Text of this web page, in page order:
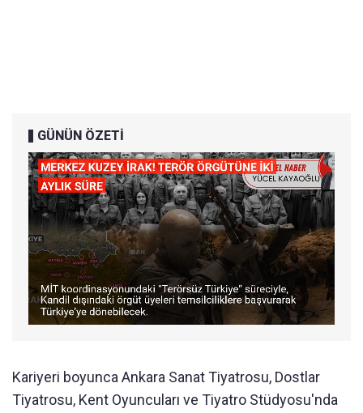
GÜNÜN ÖZETİ
Kariyeri boyunca Ankara Sanat Tiyatrosu, Dostlar
Tiyatrosu, Kent Oyuncuları ve Tiyatro Stüdyosu'nda